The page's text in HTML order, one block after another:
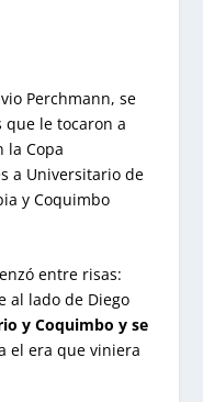
Perchmann, se
le tocaron a
la Copa
a Universitario de
y Coquimbo
entre risas:
al lado de Diego
y Coquimbo y se
el era que viniera